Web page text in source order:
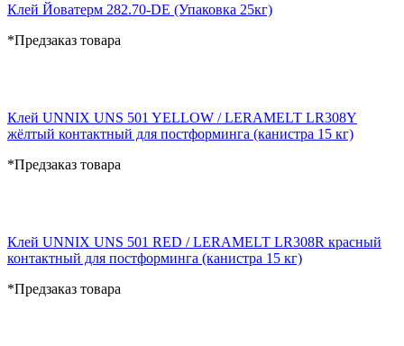
Клей Йоватерм 282.70-DE (Упаковка 25кг)
*Предзаказ товара
Клей UNNIX UNS 501 YELLOW / LERAMELT LR308Y
жёлтый контактный для постформинга (канистра 15 кг)
*Предзаказ товара
Клей UNNIX UNS 501 RED / LERAMELT LR308R красный
контактный для постформинга (канистра 15 кг)
*Предзаказ товара